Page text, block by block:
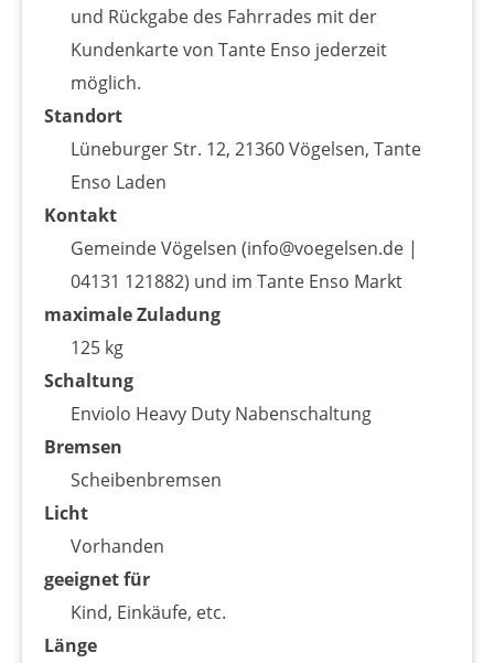
und Rückgabe des Fahrrades mit der
Kundenkarte von Tante Enso jederzeit
möglich.
Standort
Lüneburger Str. 12, 21360 Vögelsen, Tante
Enso Laden
Kontakt
Gemeinde Vögelsen (info@voegelsen.de |
04131 121882) und im Tante Enso Markt
maximale Zuladung
125 kg
Schaltung
Enviolo Heavy Duty Nabenschaltung
Bremsen
Scheibenbremsen
Licht
Vorhanden
geeignet für
Kind, Einkäufe, etc.
Länge